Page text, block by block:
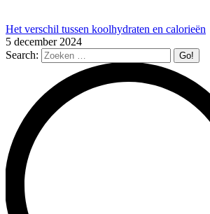
Het verschil tussen koolhydraten en calorieën
5 december 2024
Search: